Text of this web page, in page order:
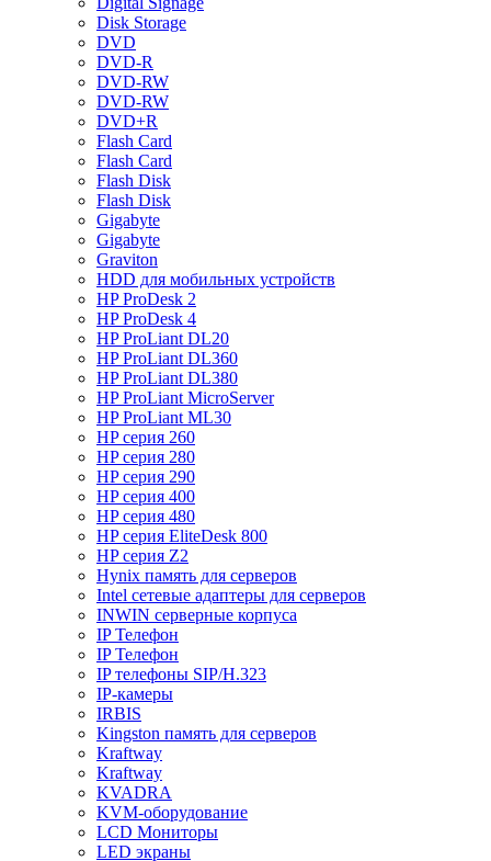
Disk Storage
DVD
DVD-R
DVD-RW
DVD-RW
DVD+R
Flash Card
Flash Card
Flash Disk
Flash Disk
Gigabyte
Gigabyte
Graviton
HDD для мобильных устройств
HP ProDesk 2
HP ProDesk 4
HP ProLiant DL20
HP ProLiant DL360
HP ProLiant DL380
HP ProLiant MicroServer
HP ProLiant ML30
HP серия 260
HP серия 280
HP серия 290
HP серия 400
HP серия 480
HP серия EliteDesk 800
HP серия Z2
Hynix память для серверов
Intel сетевые адаптеры для серверов
INWIN серверные корпуса
IP Телефон
IP Телефон
IP телефоны SIP/H.323
IP-камеры
IRBIS
Kingston память для серверов
Kraftway
Kraftway
KVADRA
KVM-оборудование
LCD Мониторы
LED экраны